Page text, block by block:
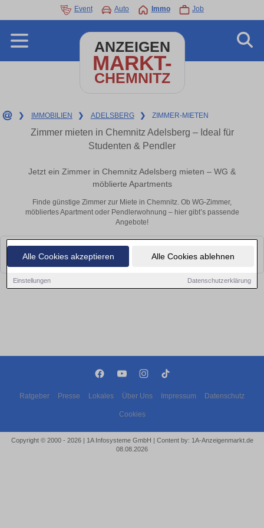
Alle Cookies akzeptieren Alle Cookies ablehnen
Einstellungen Datenschutzerklärung
Event Auto Immo Job
ANZEIGEN
MARKT-
CHEMNITZ
❯ IMMOBILIEN ❯ ADELSBERG ❯ ZIMMER-MIETEN
Zimmer mieten in Chemnitz Adelsberg – Ideal für
Studenten & Pendler
Jetzt ein Zimmer in Chemnitz Adelsberg mieten – WG &
möblierte Apartments
Finde günstige Zimmer zur Miete in Chemnitz. Ob WG-Zimmer,
möbliertes Apartment oder Pendlerwohnung – hier gibt’s passende
Angebote!
Leider konnten wir derzeit keine passenden Objekte finden. Schauen Sie
bald wieder vorbei!
Ratgeber Presse Lokales Über Uns Impressum Datenschutz
Cookies
Copyright © 2000 - 2026 | 1A Infosysteme GmbH | Content by: 1A-Anzeigenmarkt.de
08.08.2026